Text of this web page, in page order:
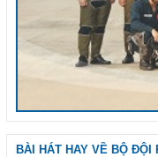
BÀI HÁT HAY VỀ BỘ ĐỘI